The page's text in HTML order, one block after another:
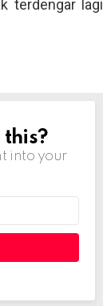
terdengar lagi
this?
into your